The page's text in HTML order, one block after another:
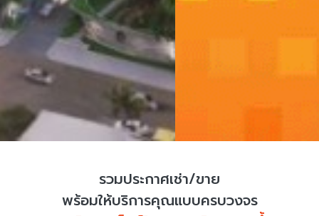
รวมประกาศเช่า/ขาย
พร้อมให้บริการคุณแบบครบวงจร